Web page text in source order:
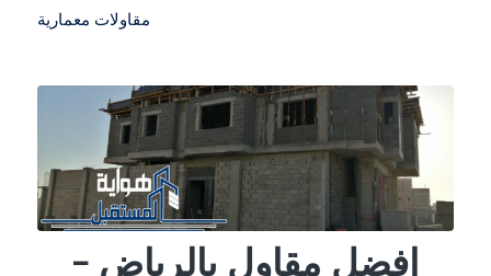
مقاولات معمارية
افضل مقاول بالرياض –